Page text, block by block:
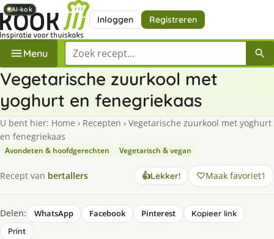
Inloggen Registreren
Menu Zoek een recept
Vegetarische zuurkool met
yoghurt en fenegriekaas
U bent hier: Home › Recepten › Vegetarische zuurkool met yoghurt
en fenegriekaas
Avondeten & hoofdgerechten Vegetarisch & vegan
Recept van bertallers 👍Lekker! Maak favoriet1
Delen: WhatsApp Facebook Pinterest
Kopieer link
Print
AI-kok
AI-kok
AI-kok
AI-kok
AI-kok